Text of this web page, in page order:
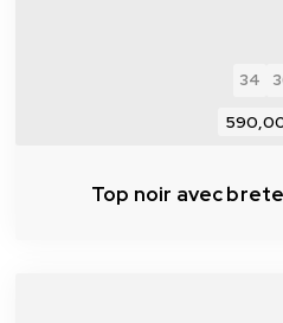
34
Top noir avec